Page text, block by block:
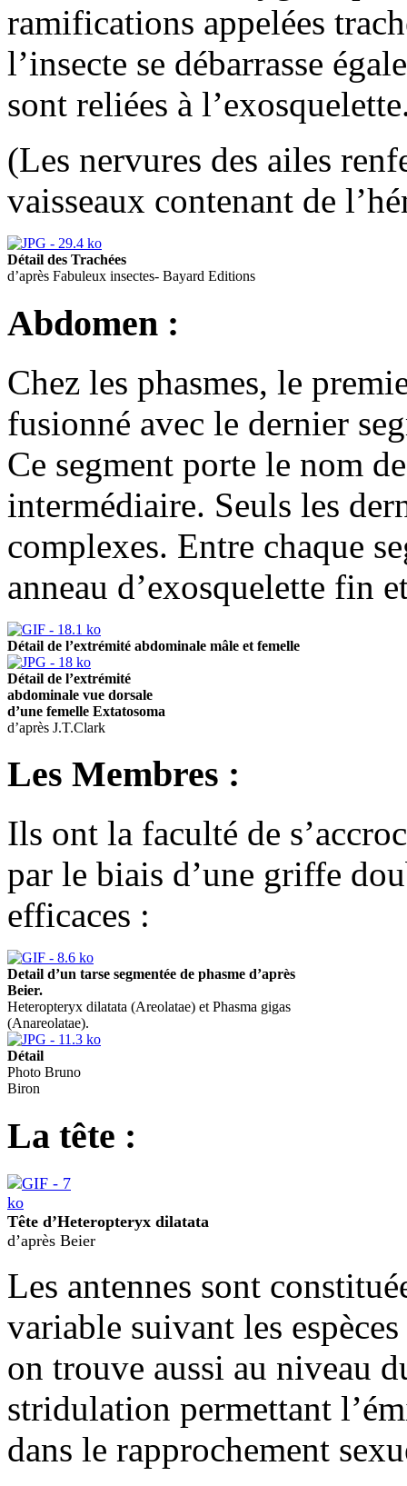
ramifications appelées
l’insecte se débarrasse
sont reliées à
(Les nervures des ailes
vaisseaux contenant de
Détail des Trachées
d’après Fabuleux insectes- Bayard Editions
Abdomen :
Chez les phasmes, le
fusionné avec le dernier
Ce segment porte le nom
intermédiaire. Seuls les
complexes. Entre chaque
anneau d’exosquelette fin
Détail de l’extrémité abdominale mâle et femelle
Détail de l’extrémité
abdominale vue dorsale
d’une femelle Extatosoma
d’après J.T.Clark
Les Membres :
Ils ont la faculté de
par le biais d’une griffe
efficaces :
Detail d’un tarse segmentée de phasme d’après
Beier.
Heteropteryx dilatata (Areolatae) et Phasma gigas
(Anareolatae).
Détail
Photo Bruno
Biron
La tête :
Tête d’Heteropteryx dilatata
d’après Beier
Les antennes sont
variable suivant les
on trouve aussi au niveau
stridulation permettant
dans le rapprochement